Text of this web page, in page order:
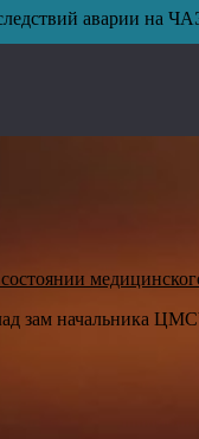
аварии на
зам начальника